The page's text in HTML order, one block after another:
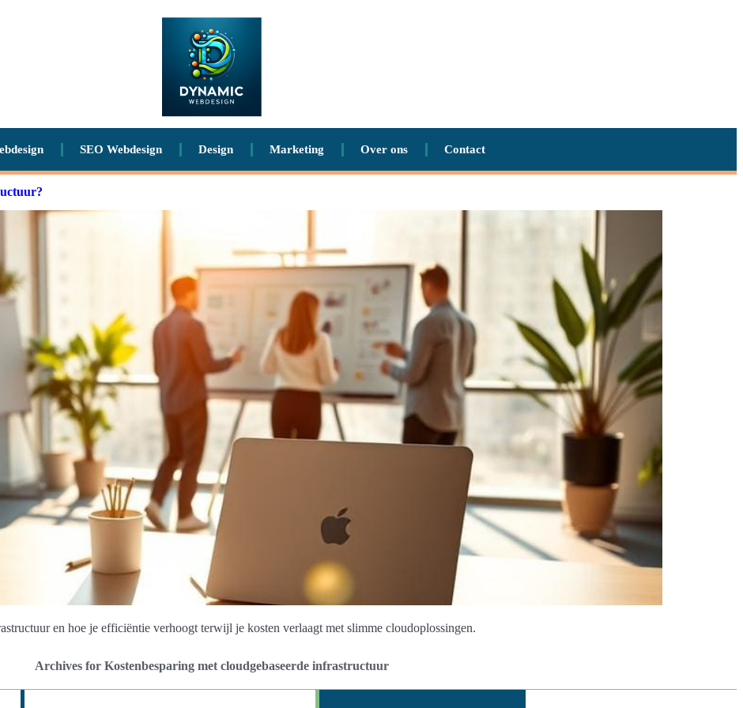
SEO Webdesign Design Marketing Over ons Contact
en hoe je efficiëntie verhoogt terwijl je kosten verlaagt met slimme cloudoplossingen.
Archives for Kostenbesparing met cloudgebaseerde infrastructuur